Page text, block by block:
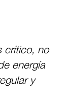
crítico, no
energía
y